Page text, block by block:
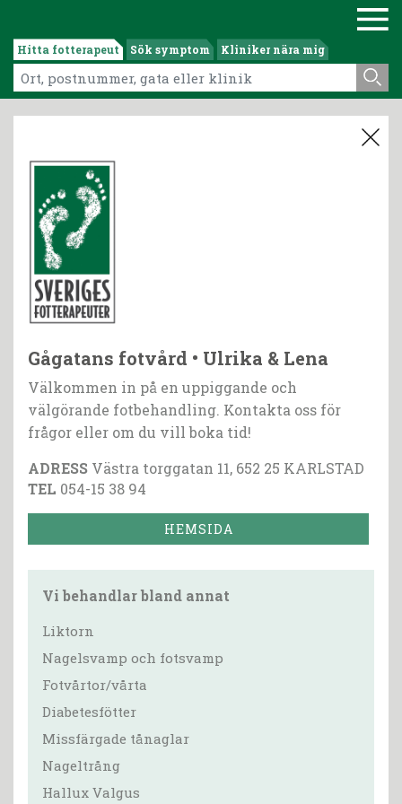
Hitta fotterapeut Sök symptom Kliniker nära mig
Gågatans fotvård • Ulrika & Lena
Välkommen in på en uppiggande och
välgörande fotbehandling. Kontakta oss för
frågor eller om du vill boka tid!
ADRESS Västra torggatan 11, 652 25 KARLSTAD
TEL 054-15 38 94
HEMSIDA
Vi behandlar bland annat
Liktorn
Nagelsvamp och fotsvamp
Fotvårtor/vårta
Diabetesfötter
Missfärgade tånaglar
Nageltrång
Hallux Valgus